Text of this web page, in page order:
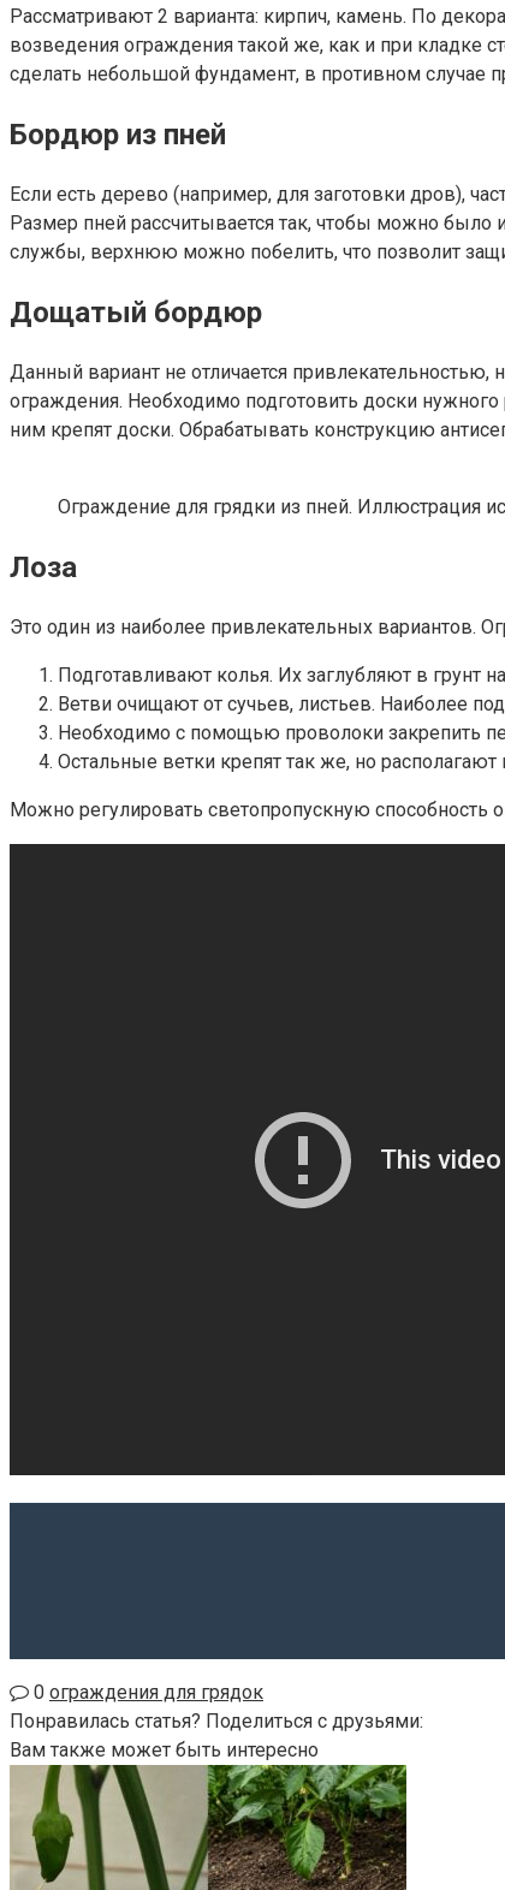
Рассматривают 2 варианта: кирпич, камень. По
возведения ограждения такой же, как и при кладке
сделать небольшой фундамент, в противном случае
Бордюр из пней
Если есть дерево (например, для заготовки дров),
Размер пней рассчитывается так, чтобы можно было
службы, верхнюю можно побелить, что позволит
Дощатый бордюр
Данный вариант не отличается
ограждения. Необходимо подготовить доски
ним крепят доски. Обрабатывать конструкцию
Ограждение для грядки из пней. Иллюстрация
Лоза
Это один из наиболее привлекательных вариантов.
Подготавливают колья. Их заглубляют в грунт
Ветви очищают от сучьев, листьев. Наиболее
Необходимо с помощью проволоки закрепить
Остальные ветки крепят так же, но
Можно регулировать светопропускную
0 ограждения для грядок
Понравилась статья? Поделиться с друзьями:
Вам также может быть интересно